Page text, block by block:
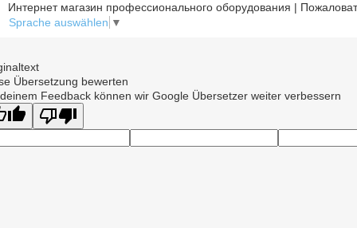
Интернет магазин профессионального оборудования |
Sprache auswählen ▼
Übersetzung bewerten
Feedback können wir Google Übersetzer weiter verbessern